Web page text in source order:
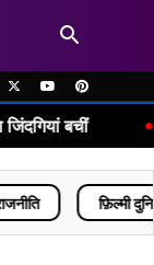
• कांवड़
फ़िल्मी दुनिया